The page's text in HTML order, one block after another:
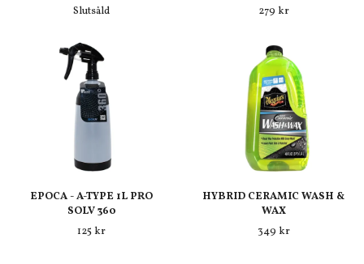
Slutsåld
279 kr
EPOCA - A-TYPE 1L PRO
SOLV 360
125 kr
HYBRID CERAMIC WASH &
WAX
349 kr